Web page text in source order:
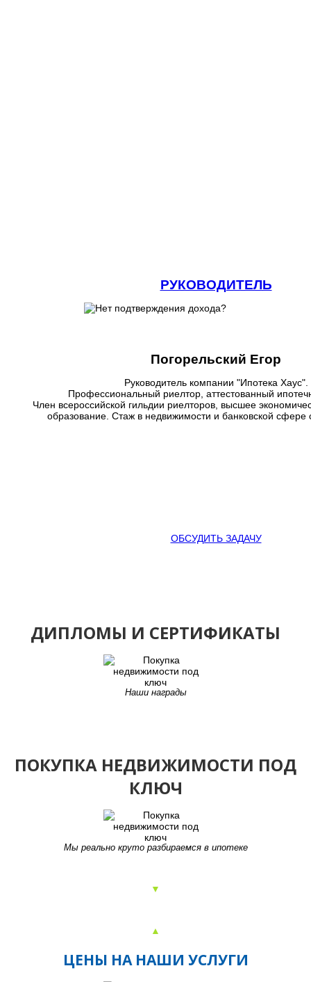
РУКОВОДИТЕЛЬ
Погорельский Егор
Руководитель компании "Ипотека Хаус".
Профессиональный риелтор, аттестованный
Член всероссийской гильдии риелторов, высшее
образование. Стаж в недвижимости и банковской сфере
ОБСУДИТЬ ЗАДАЧУ
ДИПЛОМЫ И СЕРТИФИКАТЫ
Наши награды
ПОКУПКА НЕДВИЖИМОСТИ ПОД
КЛЮЧ
Мы реально круто разбираемся в ипотеке
▼
▲
ЦЕНЫ НА НАШИ УСЛУГИ